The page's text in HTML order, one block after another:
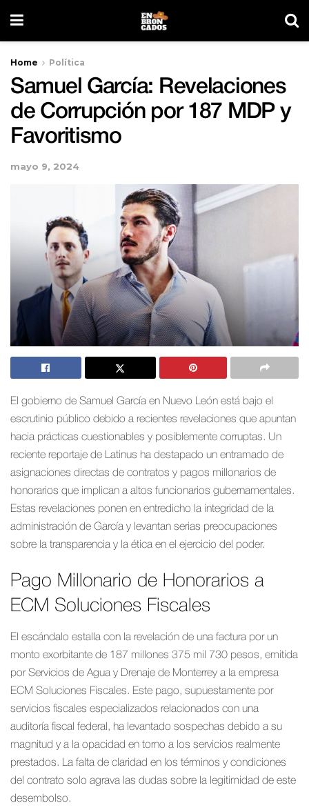
Home Política
Samuel García: Revelaciones
de Corrupción por 187 MDP y
Favoritismo
mayo 9, 2024
El gobierno de Samuel García en Nuevo León está bajo el
escrutinio público debido a recientes revelaciones que apuntan
hacia prácticas cuestionables y posiblemente corruptas. Un
reciente reportaje de Latinus ha destapado un entramado de
asignaciones directas de contratos y pagos millonarios de
honorarios que implican a altos funcionarios gubernamentales.
Estas revelaciones ponen en entredicho la integridad de la
administración de García y levantan serias preocupaciones
sobre la transparencia y la ética en el ejercicio del poder.
Pago Millonario de Honorarios a
ECM Soluciones Fiscales
El escándalo estalla con la revelación de una factura por un
monto exorbitante de 187 millones 375 mil 730 pesos, emitida
por Servicios de Agua y Drenaje de Monterrey a la empresa
ECM Soluciones Fiscales. Este pago, supuestamente por
servicios fiscales especializados relacionados con una
auditoría fiscal federal, ha levantado sospechas debido a su
magnitud y a la opacidad en torno a los servicios realmente
prestados. La falta de claridad en los términos y condiciones
del contrato solo agrava las dudas sobre la legitimidad de este
desembolso.